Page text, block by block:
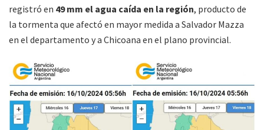
registró en 49 mm el agua caída en la región, producto de
la tormenta que afectó en mayor medida a Salvador Mazza
en el departamento y a Chicoana en el plano provincial.